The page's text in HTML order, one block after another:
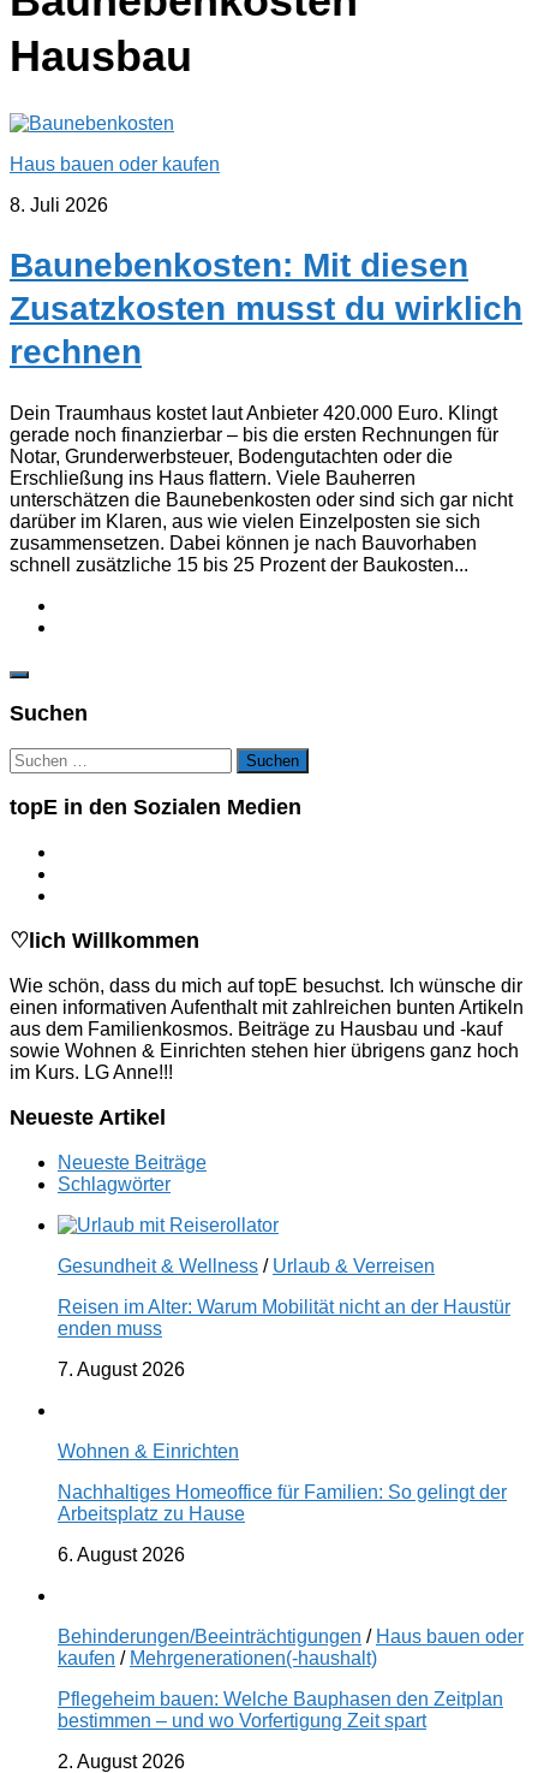
Hausbau
Haus bauen oder kaufen
8. Juli 2026
Baunebenkosten: Mit diesen
Zusatzkosten musst du wirklich
rechnen
Dein Traumhaus kostet laut Anbieter 420.000 Euro. Klingt
gerade noch finanzierbar – bis die ersten Rechnungen für
Notar, Grunderwerbsteuer, Bodengutachten oder die
Erschließung ins Haus flattern. Viele Bauherren
unterschätzen die Baunebenkosten oder sind sich gar nicht
darüber im Klaren, aus wie vielen Einzelposten sie sich
zusammensetzen. Dabei können je nach Bauvorhaben
schnell zusätzliche 15 bis 25 Prozent der Baukosten...
Suchen
Suchen
nach:
topE in den Sozialen Medien
♡lich Willkommen
Wie schön, dass du mich auf topE besuchst. Ich wünsche dir
einen informativen Aufenthalt mit zahlreichen bunten Artikeln
aus dem Familienkosmos. Beiträge zu Hausbau und -kauf
sowie Wohnen & Einrichten stehen hier übrigens ganz hoch
im Kurs. LG Anne!!!
Neueste Artikel
Neueste Beiträge
Schlagwörter
Gesundheit & Wellness / Urlaub & Verreisen
Reisen im Alter: Warum Mobilität nicht an der Haustür
enden muss
7. August 2026
Wohnen & Einrichten
Nachhaltiges Homeoffice für Familien: So gelingt der
Arbeitsplatz zu Hause
6. August 2026
Behinderungen/Beeinträchtigungen / Haus bauen oder
kaufen / Mehrgenerationen(-haushalt)
Pflegeheim bauen: Welche Bauphasen den Zeitplan
bestimmen – und wo Vorfertigung Zeit spart
2. August 2026